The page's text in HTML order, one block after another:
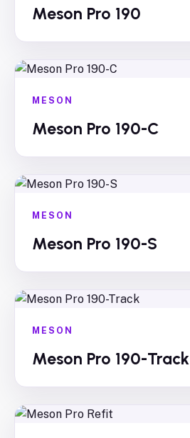
Meson Pro 190
MESON
Meson Pro 190-C
MESON
Meson Pro 190-S
MESON
Meson Pro 190-Track